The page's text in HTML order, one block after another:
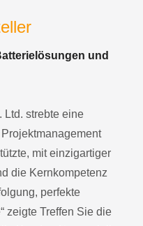
und
Ltd. strebte eine
mit einzigartiger
die Kernkompetenz
perfekte
zeigte Treffen Sie die